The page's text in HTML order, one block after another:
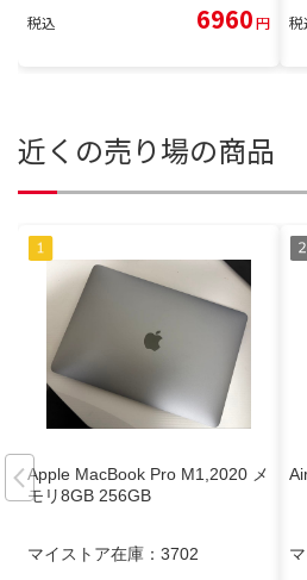
税込 6960円 税
近くの売り場の商品
Apple MacBook Pro M1,2020 メ
モリ8GB 256GB
マイストア在庫： 3702